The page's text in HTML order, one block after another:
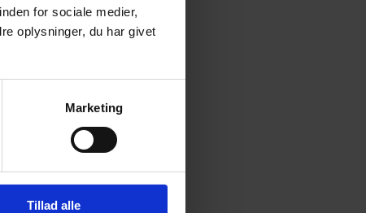
for sociale medier,
oplysninger, du har givet
Marketing
Tillad alle